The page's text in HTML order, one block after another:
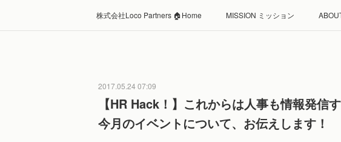
株式会社Loco Partners 🏠Home MISSION ミッション
2017.05.24 07:09
【HR Hack！】これからは人事も情報発信
今月のイベントについて、お伝えします！